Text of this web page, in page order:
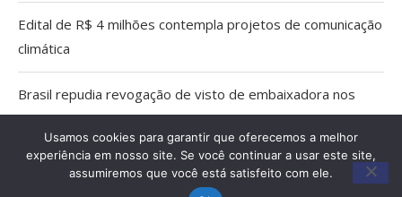
Edital de R$ 4 milhões contempla projetos de comunicação
climática
Brasil repudia revogação de visto de embaixadora nos
EUA
Aberta as inscrições para a Praça de Alimentação do
Festival de Inverno de Bonito 2026
Usamos cookies para garantir que oferecemos a melhor
experiência em nosso site. Se você continuar a usar este site,
assumiremos que você está satisfeito com ele.